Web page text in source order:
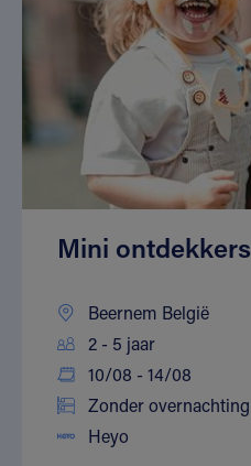
Mini ontdekkers
Beernem België
2 - 5 jaar
10/08 - 14/08
Zonder overnachting
Heyo